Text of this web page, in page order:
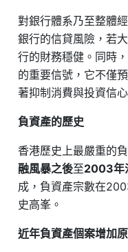
對銀行體系乃至整體
銀行的信貸風險，若
行的財務穩健。同時
的重要信號，它不僅
著抑制消費與投資信
負資產的歷史
香港歷史上最嚴重的
融風暴之後至2003年
成，負資產宗數在
史高峯。
近年負資產個案增加